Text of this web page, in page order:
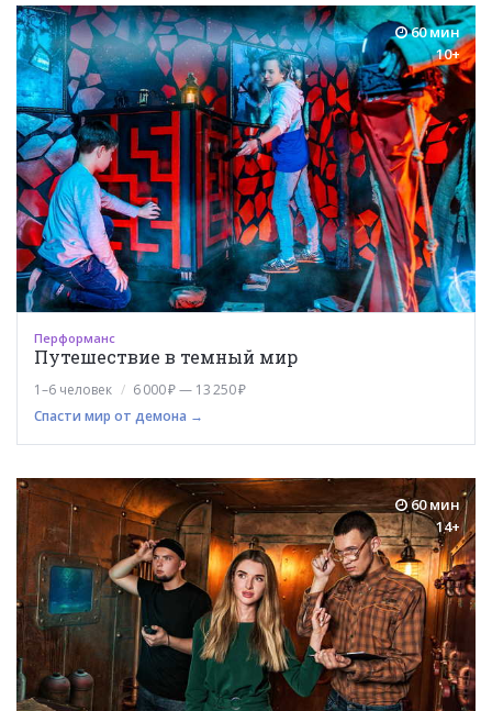
60 мин
10+
Перформанс
Путешествие в темный мир
1–6 человек
6 000 ₽ — 13 250 ₽
Спасти мир от демона →
60 мин
14+